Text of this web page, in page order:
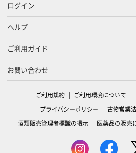
ログイン
ヘルプ
ご利用ガイド
お問い合わせ
ご利用規約 ご利用環境について
プライバシーポリシー
古物営業
酒類販売管理者標識の掲示
医薬品の販売